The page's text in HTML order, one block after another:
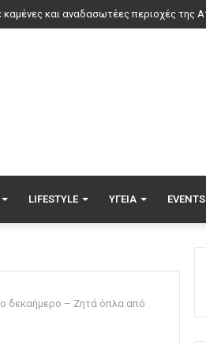
LIFESTYLE ΥΓΕΊΑ EVENTS
δεκαήμερο – Ζητά όπλα από